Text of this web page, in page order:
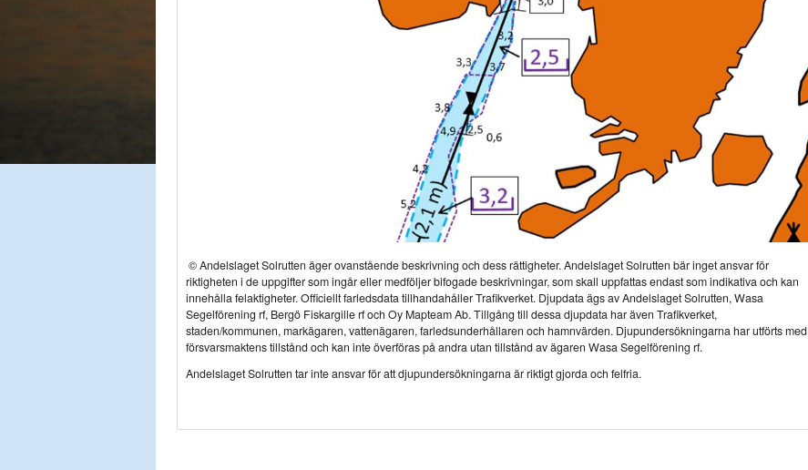
© Andelslaget Solrutten äger ovanstående beskrivning och dess rättigheter. Andelslaget Solrutten bär inget ansvar för
riktigheten i de uppgifter som ingår eller medföljer bifogade beskrivningar, som skall uppfattas endast som indikativa och kan
innehålla felaktigheter. Officiellt farledsdata tillhandahåller Trafikverket. Djupdata ägs av Andelslaget Solrutten, Wasa
Segelförening rf, Bergö Fiskargille rf och Oy Mapteam Ab. Tillgång till dessa djupdata har även Trafikverket,
staden/kommunen, markägaren, vattenägaren, farledsunderhållaren och hamnvärden. Djupundersökningarna har utförts med
försvarsmaktens tillstånd och kan inte överföras på andra utan tillstånd av ägaren Wasa Segelförening rf.
Andelslaget Solrutten tar inte ansvar för att djupundersökningarna är riktigt gjorda och felfria.